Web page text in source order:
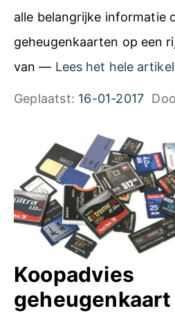
alle belangrijke informatie
geheugenkaarten op een
van — Lees het hele artikel
Geplaatst: 16-01-2017
Koopadvies
geheugenkaart